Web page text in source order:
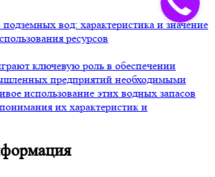
вод: характеристика и значение
ресурсов
ключевую роль в обеспечении
предприятий необходимыми
использование этих водных запасов
их характеристик и